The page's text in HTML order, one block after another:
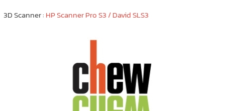
3D Scanner : HP Scanner Pro S3 / David SLS3